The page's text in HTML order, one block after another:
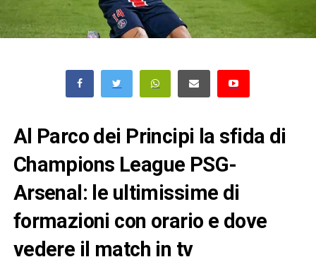
Al Parco dei Principi la sfida di
Champions League PSG-
Arsenal: le ultimissime di
formazioni con orario e dove
vedere il match in tv